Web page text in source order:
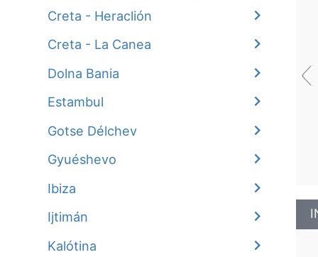
Creta - Heraclión
Creta - La Canea
Dolna Bania
Estambul
Gotse Délchev
Gyuéshevo
Ibiza
Ijtimán
Kalótina
‹